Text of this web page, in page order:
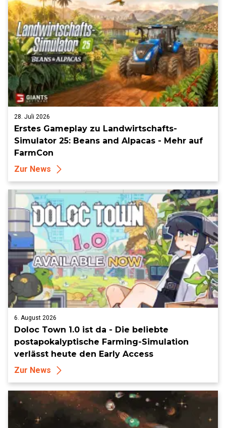
28. Juli 2026
Erstes Gameplay zu Landwirtschafts-
Simulator 25: Beans and Alpacas - Mehr auf
FarmCon
Zur News
6. August 2026
Doloc Town 1.0 ist da - Die beliebte
postapokalyptische Farming-Simulation
verlässt heute den Early Access
Zur News